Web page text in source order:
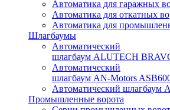
Автоматика для гаражных
Автоматика для откатных
Автоматика для
Шлагбаумы
Автоматический
шлагбаум ALUTECH
Автоматический
шлагбаум AN-Motors
Автоматический шлагбаум
Промышленные ворота